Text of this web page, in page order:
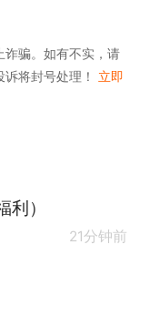
诈骗。如有不实，请
将封号处理！ 立即
）
21分钟前